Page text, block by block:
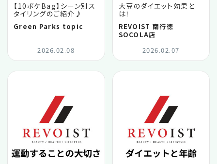
【10ポケBag】シーン別ス
タイリングのご紹介♪
Green Parks topic
2026.02.08
大豆のダイエット効果と
は！
REVOIST 南行徳
SOCOLA店
2026.02.07